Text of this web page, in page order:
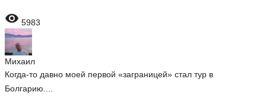
 5983
Михаил
Когда-то давно моей первой «заграницей» стал тур в
Болгарию....